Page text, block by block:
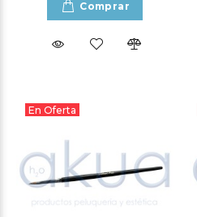
Comprar
En Oferta